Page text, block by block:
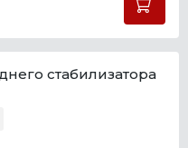
стабилизатора